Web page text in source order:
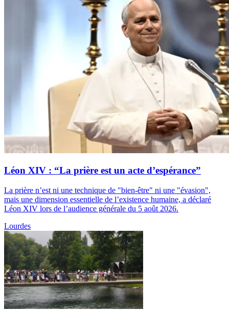
Léon XIV : “La prière est un acte d’espérance”
La prière n’est ni une technique de "bien-être" ni une "évasion",
mais une dimension essentielle de l’existence humaine, a déclaré
Léon XIV lors de l’audience générale du 5 août 2026.
Lourdes